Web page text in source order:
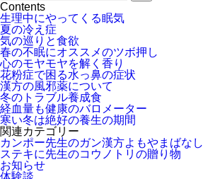
Contents
生理中にやってくる眠気
夏の冷え症
気の巡りと食欲
春の不眠にオススメのツボ押し
心のモヤモヤを解く香り
花粉症で困る水っ鼻の症状
漢方の風邪薬について
冬のトラブル養成食
経血量も健康のバロメーター
寒い冬は絶好の養生の期間
関連カテゴリー
カンポー先生のガン漢方よもやまばなし
ステキに先生のコウノトリの贈り物
お知らせ